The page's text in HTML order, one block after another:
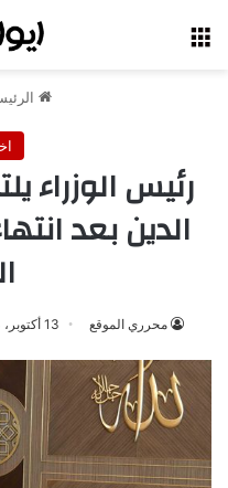
رئيس
الدين بعد
محرري الموقع 13 أكتوبر، 2024